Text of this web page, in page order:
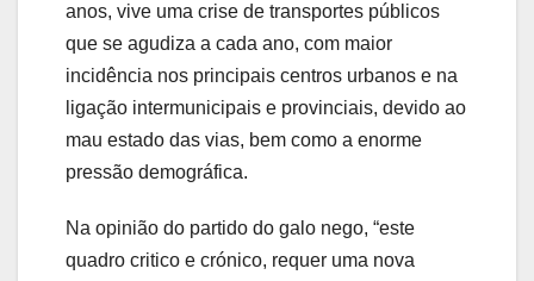
anos, vive uma crise de transportes públicos
que se agudiza a cada ano, com maior
incidência nos principais centros urbanos e na
ligação intermunicipais e provinciais, devido ao
mau estado das vias, bem como a enorme
pressão demográfica.
Na opinião do partido do galo nego, “este
quadro critico e crónico, requer uma nova